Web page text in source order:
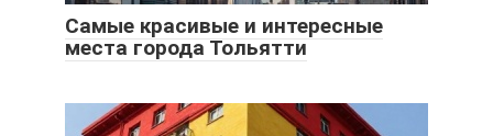
Самые красивые и интересные
места города Тольятти